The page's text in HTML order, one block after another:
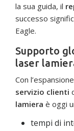
la sua guida, il
successo
Eagle.
Supporto
laser
Con
servizio clienti
lamiera è oggi
tempi di